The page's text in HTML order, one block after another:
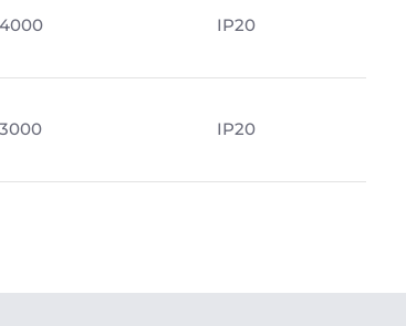
4000 IP20
3000 IP20